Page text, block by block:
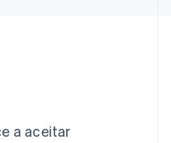
a aceitar